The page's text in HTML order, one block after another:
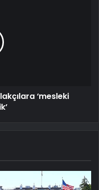
‘mesleki